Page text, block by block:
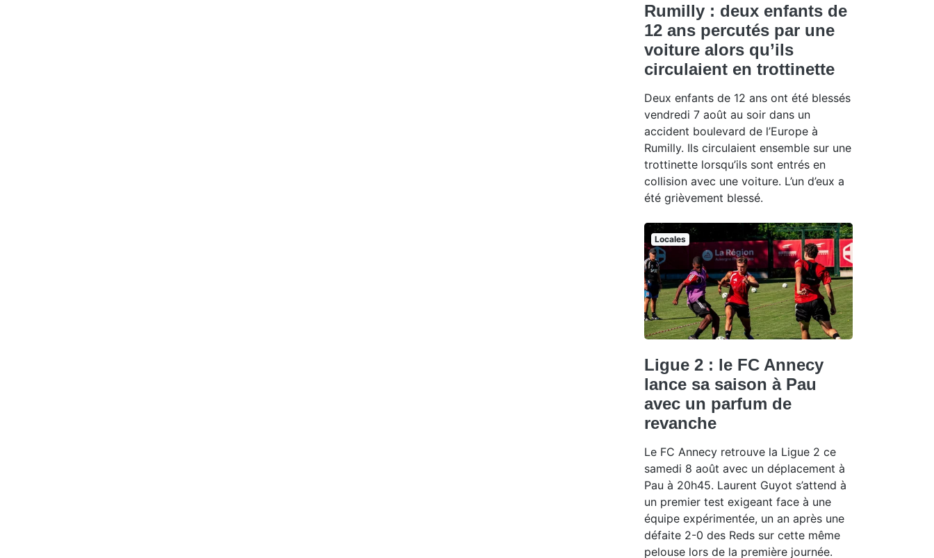
Rumilly : deux enfants de
12 ans percutés par une
voiture alors qu’ils
circulaient en trottinette
Deux enfants de 12 ans ont été blessés
vendredi 7 août au soir dans un
accident boulevard de l’Europe à
Rumilly. Ils circulaient ensemble sur une
trottinette lorsqu’ils sont entrés en
collision avec une voiture. L’un d’eux a
été grièvement blessé.
Locales
Ligue 2 : le FC Annecy
lance sa saison à Pau
avec un parfum de
revanche
Le FC Annecy retrouve la Ligue 2 ce
samedi 8 août avec un déplacement à
Pau à 20h45. Laurent Guyot s’attend à
un premier test exigeant face à une
équipe expérimentée, un an après une
défaite 2-0 des Reds sur cette même
pelouse lors de la première journée.